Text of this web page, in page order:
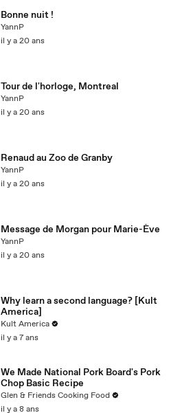
Bonne nuit !
YannP
il y a 20 ans
Tour de l'horloge, Montreal
YannP
il y a 20 ans
Renaud au Zoo de Granby
YannP
il y a 20 ans
Message de Morgan pour Marie-Ève
YannP
il y a 20 ans
Why learn a second language? [Kult
America]
Kult America
il y a 7 ans
We Made National Pork Board's Pork
Chop Basic Recipe
Glen & Friends Cooking Food
il y a 8 ans